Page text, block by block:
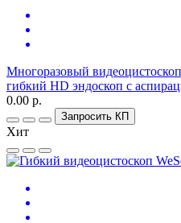
Многоразовый
гибкий HD эндоскоп с
0.00 р.
Запросить КП
Хит